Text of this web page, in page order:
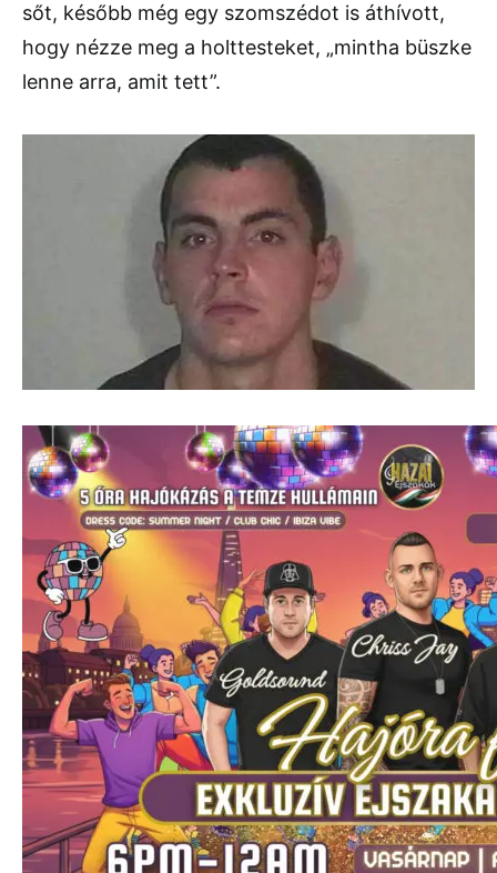
sőt, később még egy szomszédot is áthívott,
hogy nézze meg a holttesteket, „mintha büszke
lenne arra, amit tett”.